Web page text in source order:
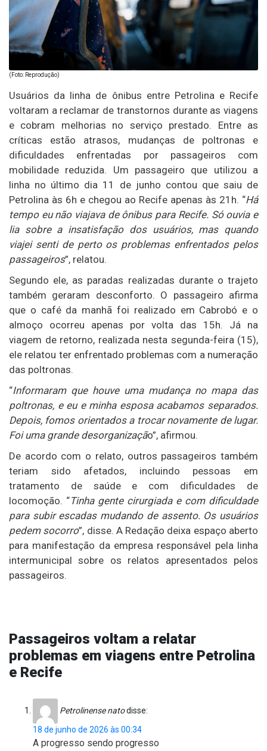
(Foto: Reprodução)
Usuários da linha de ônibus entre Petrolina e Recife
voltaram a reclamar de transtornos durante as viagens
e cobram melhorias no serviço prestado. Entre as
críticas estão atrasos, mudanças de poltronas e
dificuldades enfrentadas por passageiros com
mobilidade reduzida. Um passageiro que utilizou a
linha no último dia 11 de junho contou que saiu de
Petrolina às 6h e chegou ao Recife apenas às 21h. “Há
tempo eu não viajava de ônibus para Recife. Só ouvia e
lia sobre a insatisfação dos usuários, mas quando
viajei senti de perto os problemas enfrentados pelos
passageiros”, relatou.
Segundo ele, as paradas realizadas durante o trajeto
também geraram desconforto. O passageiro afirma
que o café da manhã foi realizado em Cabrobó e o
almoço ocorreu apenas por volta das 15h. Já na
viagem de retorno, realizada nesta segunda-feira (15),
ele relatou ter enfrentado problemas com a numeração
das poltronas.
“Informaram que houve uma mudança no mapa das
poltronas, e eu e minha esposa acabamos separados.
Depois, fomos orientados a trocar novamente de lugar.
Foi uma grande desorganização”, afirmou.
De acordo com o relato, outros passageiros também
teriam sido afetados, incluindo pessoas em
tratamento de saúde e com dificuldades de
locomoção. “Tinha gente cirurgiada e com dificuldade
para subir escadas mudando de assento. Os usuários
pedem socorro”, disse. A Redação deixa espaço aberto
para manifestação da empresa responsável pela linha
intermunicipal sobre os relatos apresentados pelos
passageiros.
Passageiros voltam a relatar
problemas em viagens entre Petrolina
e Recife
Petrolinense natodisse:
18 de junho de 2026 às 00:34
A progresso sendo progresso